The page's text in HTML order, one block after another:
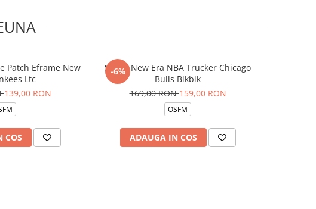
Patch Eframe New
York Yankees Ltc
139,00 RON
COS
-6%
Sapca New Era NBA Trucker Chicago
Bulls Blkblk
169,00 RON159,00 RON
OSFM
ADAUGA IN COS